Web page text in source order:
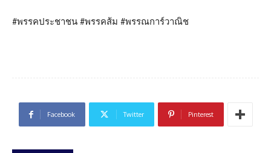
#พรรคประชาชน #พรรคส้ม #พรรณการ์วาณิช
Facebook Twitter Pinterest